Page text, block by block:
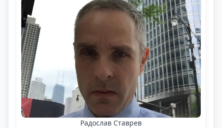
Радослав Ставрев